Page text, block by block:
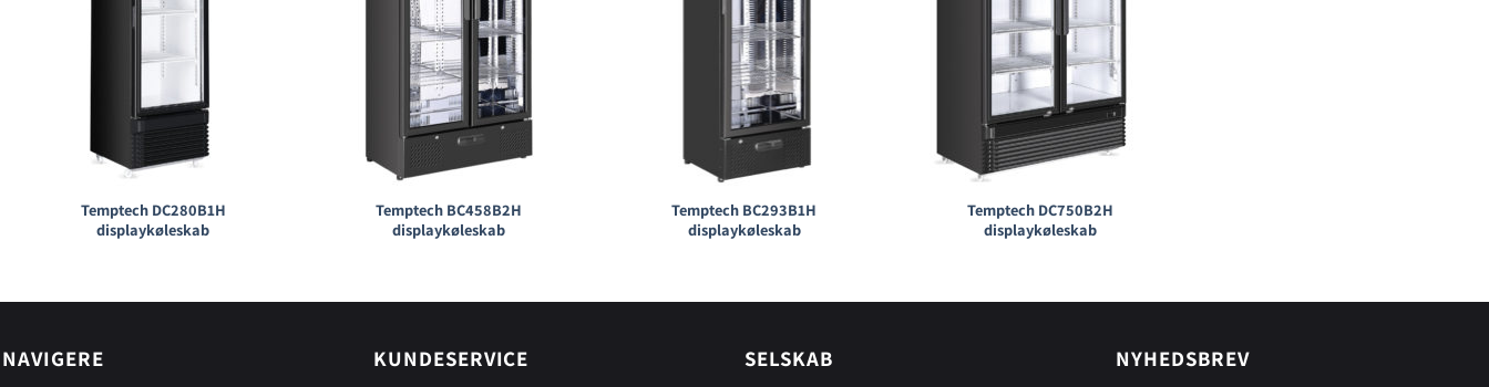
Temptech DC280B1H
displaykøleskab
Temptech BC458B2H
displaykøleskab
Temptech BC293B1H
displaykøleskab
Temptech DC750B2H
displaykøleskab
NAVIGERE KUNDESERVICE SELSKAB NYHEDSBREV